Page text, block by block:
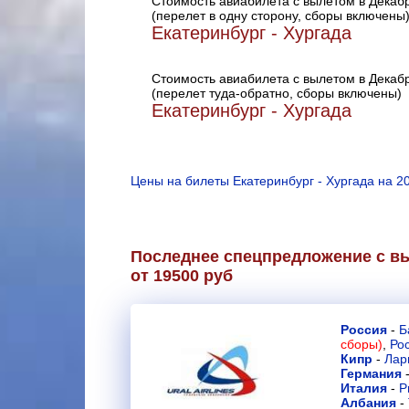
(перелет в одну сторону, сборы включены)
Екатеринбург - Хургада
Стоимость авиабилета с вылетом в
(перелет туда-обратно, сборы включены)
Екатеринбург - Хургада
Цены на билеты Екатеринбург - Хургада на
Последнее спецпредложение с
от 19500 руб
Россия -
сборы)
Кипр -
Германия
Италия -
Албания -